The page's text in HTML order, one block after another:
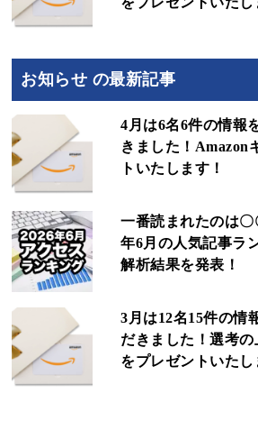
お知らせ の最新記事
4月は6名6件の情報
きました！Amazon
トいたします！
一番読まれたのは
年6月の人気記事ラ
解析結果を発表！
3月は12名15件の情
だきました！選考
をプレゼントいたし